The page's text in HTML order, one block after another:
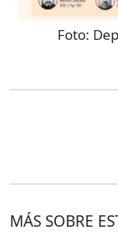
Foto:
MÁS SOBRE